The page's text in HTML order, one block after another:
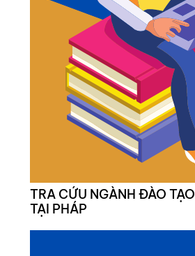
TRA CỨU NGÀNH ĐÀO TẠO
TẠI PHÁP